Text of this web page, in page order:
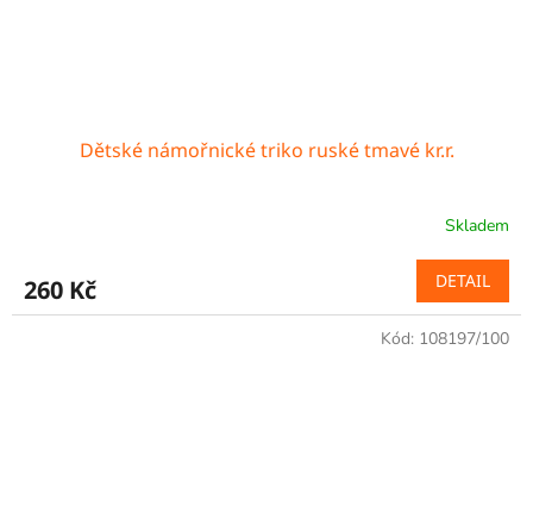
Dětské námořnické triko ruské tmavé kr.r.
Skladem
260 Kč DETAIL
Kód: 108197/100